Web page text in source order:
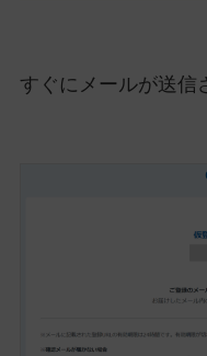
すぐにメールが送信